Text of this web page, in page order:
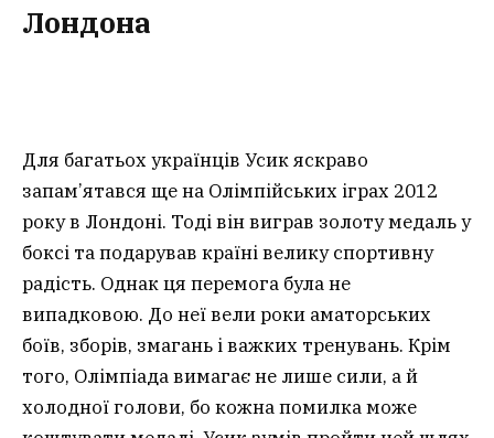
Лондона
Для багатьох українців Усик яскраво
запам’ятався ще на Олімпійських іграх 2012
року в Лондоні. Тоді він виграв золоту медаль у
боксі та подарував країні велику спортивну
радість. Однак ця перемога була не
випадковою. До неї вели роки аматорських
боїв, зборів, змагань і важких тренувань. Крім
того, Олімпіада вимагає не лише сили, а й
холодної голови, бо кожна помилка може